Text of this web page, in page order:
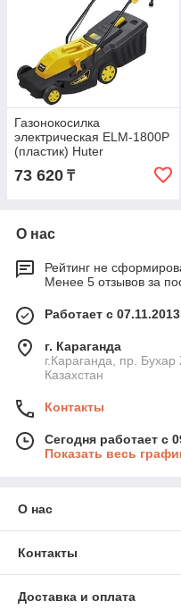
Газонокосилка
электрическая ELM-1800P
(пластик) Huter
73 620 ₸
О нас
Рейтинг не
Менее 5 отзывов за
Работает с 07.11.2013
г. Караганда
г.Караганда, пр.
Казахстан
Контакты
Сегодня работает с
Показать весь
О нас
Контакты
Доставка и оплата